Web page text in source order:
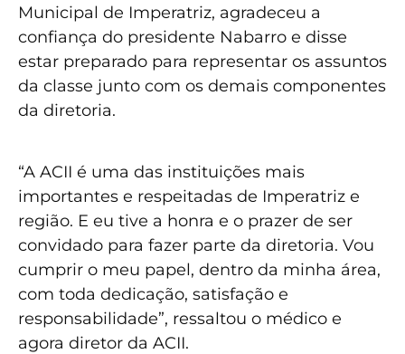
Municipal de Imperatriz, agradeceu a
confiança do presidente Nabarro e disse
estar preparado para representar os assuntos
da classe junto com os demais componentes
da diretoria.
“A ACII é uma das instituições mais
importantes e respeitadas de Imperatriz e
região. E eu tive a honra e o prazer de ser
convidado para fazer parte da diretoria. Vou
cumprir o meu papel, dentro da minha área,
com toda dedicação, satisfação e
responsabilidade”, ressaltou o médico e
agora diretor da ACII.